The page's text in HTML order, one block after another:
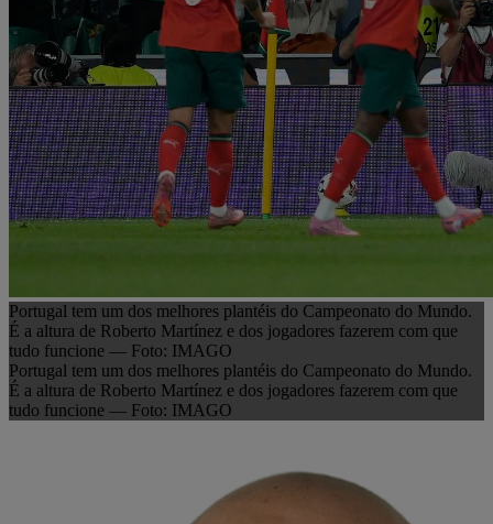
Portugal tem um dos melhores plantéis do Campeonato do Mundo.
É a altura de Roberto Martínez e dos jogadores fazerem com que
tudo funcione — Foto: IMAGO
Portugal tem um dos melhores plantéis do Campeonato do Mundo.
É a altura de Roberto Martínez e dos jogadores fazerem com que
tudo funcione — Foto: IMAGO